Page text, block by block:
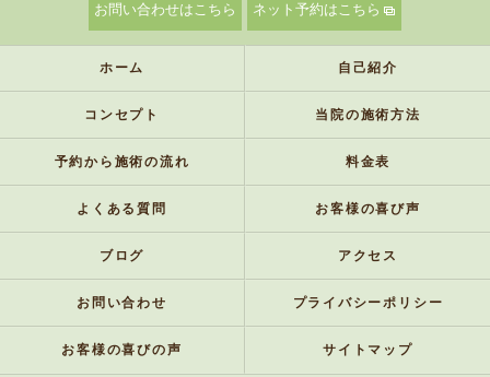
お問い合わせはこちら ネット予約はこちら
ホーム 自己紹介
コンセプト 当院の施術方法
予約から施術の流れ 料金表
よくある質問 お客様の喜び声
ブログ アクセス
お問い合わせ プライバシーポリシー
お客様の喜びの声 サイトマップ